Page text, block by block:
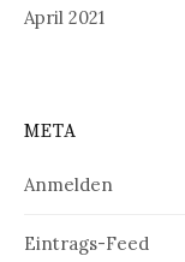
April 2021
META
Anmelden
Eintrags-Feed